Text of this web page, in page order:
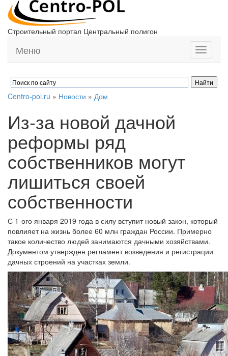
Строительный портал Центральный полигон
Toggle
Меню
Centro-pol.ru » Новости » Дом
Из-за новой дачной
реформы ряд
собственников могут
лишиться своей
собственности
С 1-ого января 2019 года в силу вступит новый закон, который
повлияет на жизнь более 60 млн граждан России. Примерно
такое количество людей занимаются дачными хозяйствами.
Документом утвержден регламент возведения и регистрации
дачных строений на участках земли.